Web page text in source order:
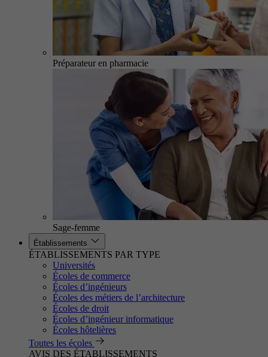
Préparateur en pharmacie
Sage-femme
Établissements
ÉTABLISSEMENTS PAR TYPE
Universités
Écoles de commerce
Écoles d’ingénieurs
Écoles des métiers de l’architecture
Écoles de droit
Écoles d’ingénieur informatique
Écoles hôtelières
Toutes les écoles
AVIS DES ÉTABLISSEMENTS